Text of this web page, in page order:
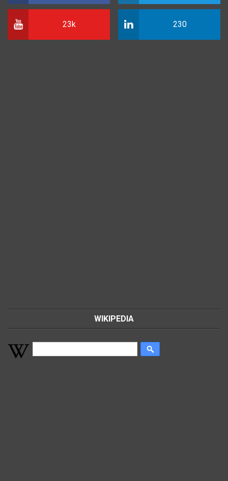
23k 230
WIKIPEDIA